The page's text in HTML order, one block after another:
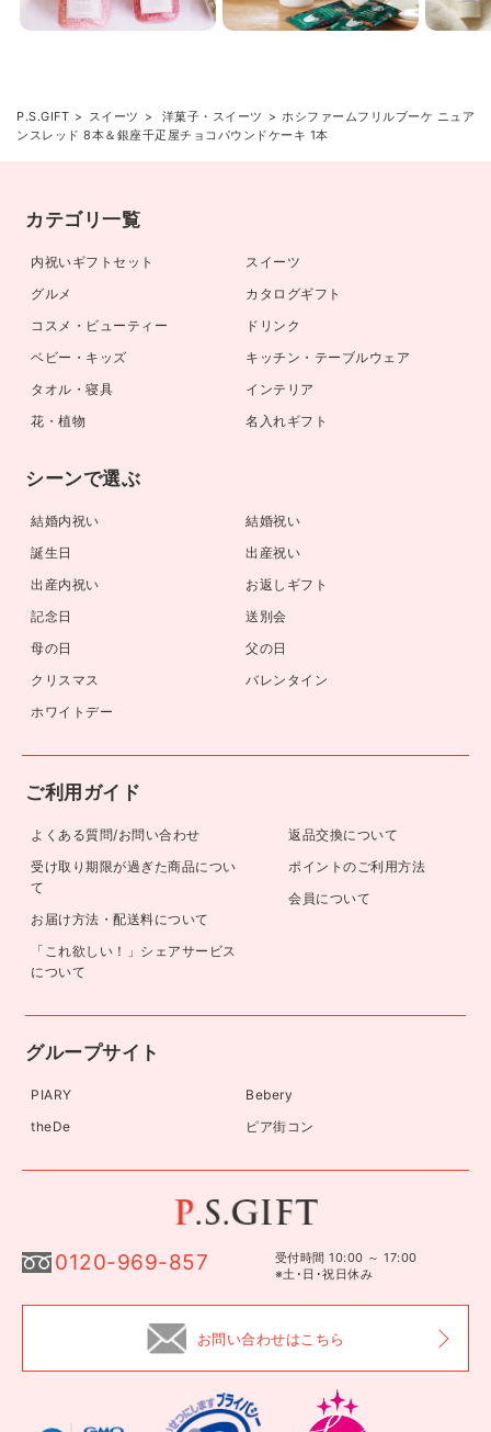
P.S.GIFT スイーツ 洋菓子・スイーツ
ホシファームフリルブーケ ニュア
ンスレッド 8本＆銀座千疋屋チョコパウンドケーキ 1本
カテゴリ一覧
内祝いギフトセット
スイーツ
グルメ
カタログギフト
コスメ・ビューティー
ドリンク
ベビー・キッズ
キッチン・テーブルウェア
タオル・寝具
インテリア
花・植物
名入れギフト
シーンで選ぶ
結婚内祝い
結婚祝い
誕生日
出産祝い
出産内祝い
お返しギフト
記念日
送別会
母の日
父の日
クリスマス
バレンタイン
ホワイトデー
ご利用ガイド
よくある質問/お問い合わせ
受け取り期限が過ぎた商品につい
て
お届け方法・配送料について
「これ欲しい！」シェアサービス
について
返品交換について
ポイントのご利用方法
会員について
グループサイト
PIARY
Bebery
theDe
ピア街コン
0120-969-857
受付時間 10:00 ～ 17:00
※土･日･祝日休み
お問い合わせはこちら